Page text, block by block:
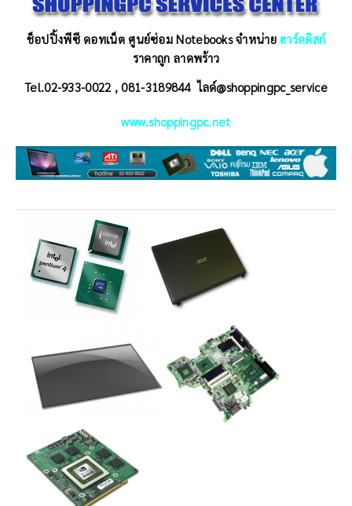
ช็อปปิ้งพีซี ดอทเน็ต ศูนย์ซ่อม Notebooksจำหน่ายฮาร์ดดิสก์
ราคาถูก ลาดพร้าว
Tel.02-933-0022 , 081-3189844 ไลด์@shoppingpc_service
www.shoppingpc.net